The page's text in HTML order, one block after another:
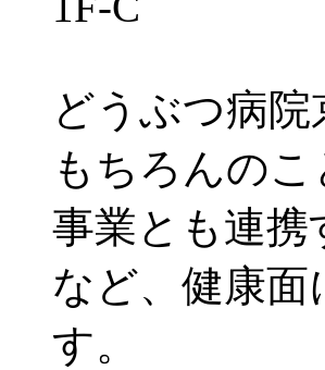
どうぶつ病
もちろんの
事業とも連
など、健康
す。